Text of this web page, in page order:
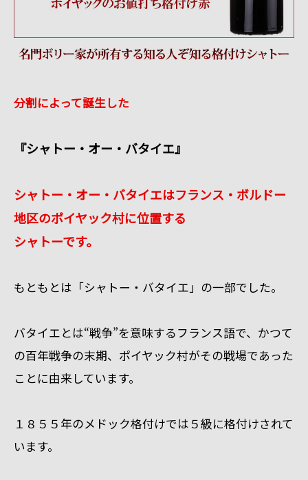
分割によって誕生した
『シャトー・オー・バタイエ』
シャトー・オー・バタイエはフランス・ボルドー
地区のポイヤック村に位置する
シャトーです。
もともとは「シャトー・バタイエ」の一部でした。
バタイエとは“戦争”を意味するフランス語で、かつて
の百年戦争の末期、ポイヤック村がその戦場であった
ことに由来しています。
１８５５年のメドック格付けでは５級に格付けされて
います。